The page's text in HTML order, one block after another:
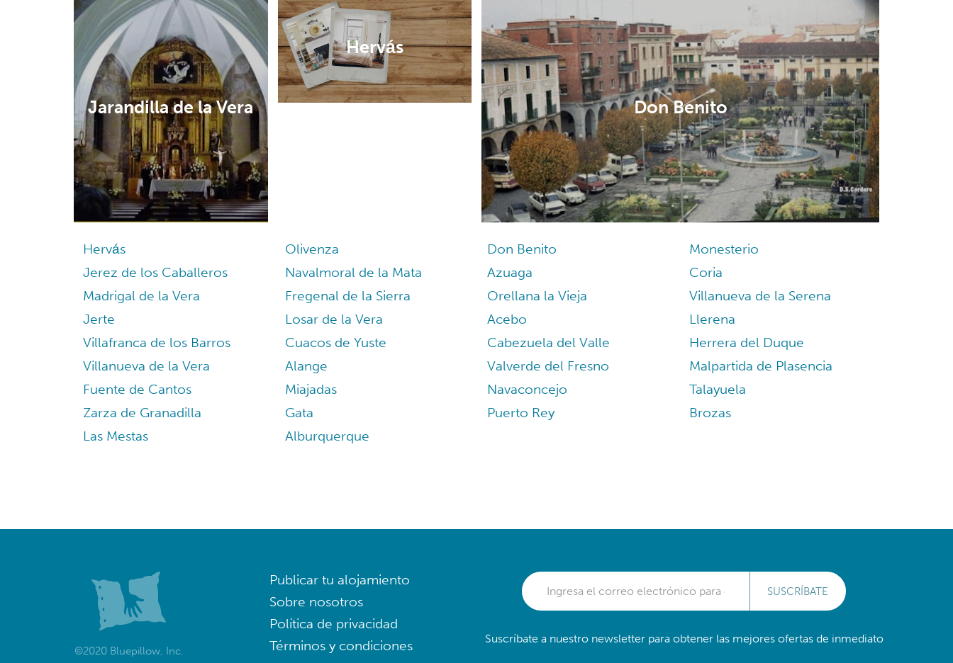
Jarandilla de la Vera
Hervás
Don Benito
Hervás Olivenza Don Benito
Monesterio
Jerez de los Caballeros
Navalmoral de la Mata Azuaga
Coria
Madrigal de la Vera
Fregenal de la Sierra Orellana la Vieja
Villanueva de la Serena
Jerte
Losar de la Vera Acebo
Llerena
Villafranca de los Barros
Cuacos de Yuste Cabezuela del Valle
Herrera del Duque
Villanueva de la Vera
Alange Valverde del Fresno
Malpartida de Plasencia
Fuente de Cantos
Miajadas Navaconcejo
Talayuela
Zarza de Granadilla
Gata Puerto Rey
Brozas
Las Mestas
Alburquerque
©2020 Bluepillow, Inc.
Publicar tu alojamiento
Sobre nosotros
Política de privacidad
Términos y condiciones
SUSCRÍBATE
Suscríbate a nuestro newsletter para obtener las mejores ofertas de inmediato